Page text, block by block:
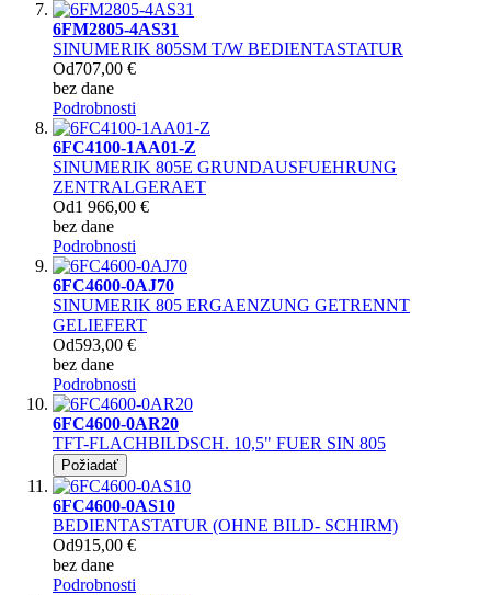
6FM2805-4AS31
SINUMERIK 805SM T/W BEDIENTASTATUR
Od707,00 €
bez dane
Podrobnosti
6FC4100-1AA01-Z
SINUMERIK 805E GRUNDAUSFUEHRUNG
ZENTRALGERAET
Od1 966,00 €
bez dane
Podrobnosti
6FC4600-0AJ70
SINUMERIK 805 ERGAENZUNG GETRENNT
GELIEFERT
Od593,00 €
bez dane
Podrobnosti
6FC4600-0AR20
TFT-FLACHBILDSCH. 10,5" FUER SIN 805
Požiadať
6FC4600-0AS10
BEDIENTASTATUR (OHNE BILD- SCHIRM)
Od915,00 €
bez dane
Podrobnosti